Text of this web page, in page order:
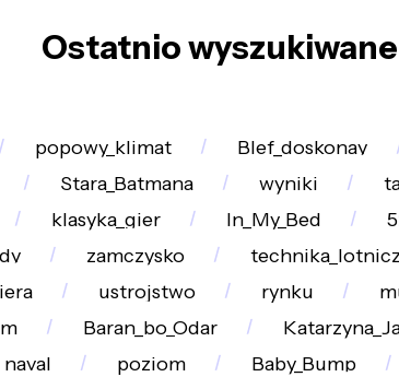
Ostatnio
popowy_klimat Blef_doskonay
Stara_Batmana wyniki
klasyka_gier In_My_Bed
zamczysko
ustrojstwo rynku
Baran_bo_Odar
naval poziom Baby_Bump